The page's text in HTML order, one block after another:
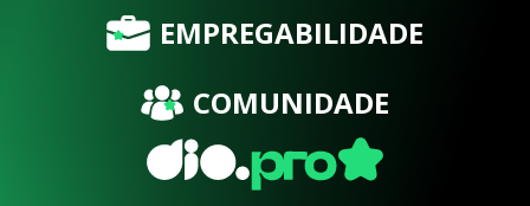
EMPREGABILIDADE
COMUNIDADE